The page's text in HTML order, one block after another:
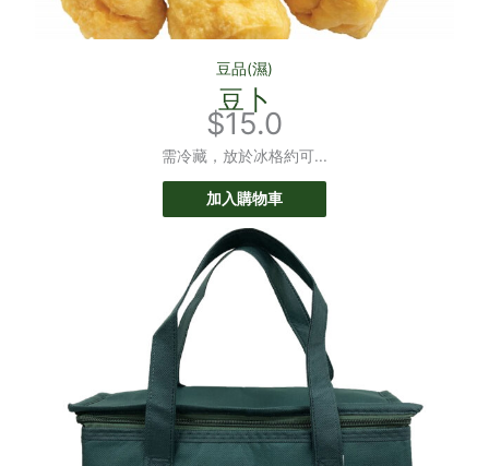
豆品(濕)
豆卜
$15.0
需冷藏，放於冰格約可...
加入購物車